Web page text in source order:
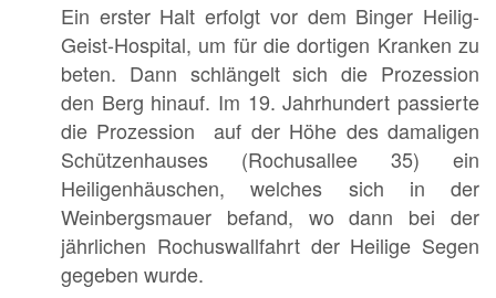
Ein erster Halt erfolgt vor dem Binger Heilig-
Geist-Hospital, um für die dortigen Kranken zu
beten. Dann schlängelt sich die Prozession
den Berg hinauf. Im 19. Jahrhundert passierte
die Prozession auf der Höhe des damaligen
Schützenhauses (Rochusallee 35) ein
Heiligenhäuschen, welches sich in der
Weinbergsmauer befand, wo dann bei der
jährlichen Rochuswallfahrt der Heilige Segen
gegeben wurde.